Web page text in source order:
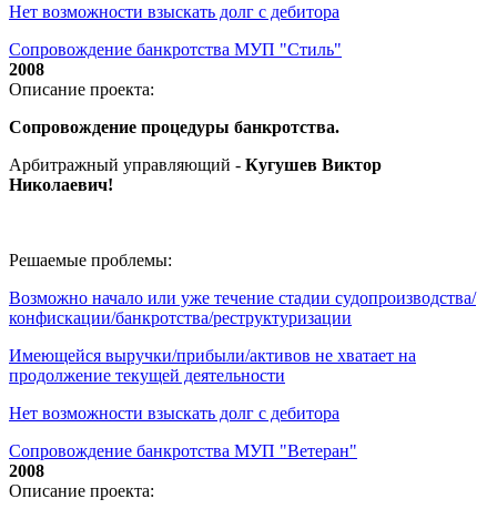
Нет возможности взыскать долг с дебитора
Сопровождение банкротства МУП "Стиль"
2008
Описание проекта:
Сопровождение процедуры банкротства.
Арбитражный управляющий - Кугушев Виктор
Николаевич!
Решаемые проблемы:
Возможно начало или уже течение стадии судопроизводства/
конфискации/банкротства/реструктуризации
Имеющейся выручки/прибыли/активов не хватает на
продолжение текущей деятельности
Нет возможности взыскать долг с дебитора
Сопровождение банкротства МУП "Ветеран"
2008
Описание проекта: